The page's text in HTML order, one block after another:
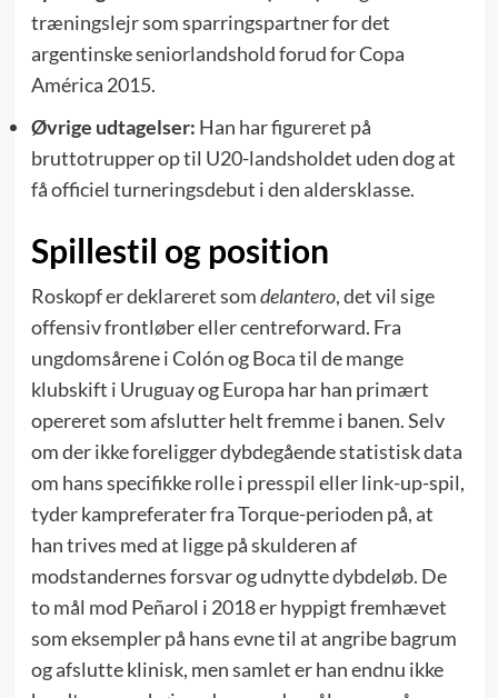
træningslejr som sparringspartner for det
argentinske seniorlandshold forud for Copa
América 2015.
Øvrige udtagelser: Han har figureret på
bruttotrupper op til U20-landsholdet uden dog at
få officiel turneringsdebut i den aldersklasse.
Spillestil og position
Roskopf er deklareret somdelantero, det vil sige
offensiv frontløber eller centreforward. Fra
ungdomsårene i Colón og Boca til de mange
klubskift i Uruguay og Europa har han primært
opereret som afslutter helt fremme i banen. Selv
om der ikke foreligger dybdegående statistisk data
om hans specifikke rolle i presspil eller link-up-spil,
tyder kampreferater fra Torque-perioden på, at
han trives med at ligge på skulderen af
modstandernes forsvar og udnytte dybdeløb. De
to mål mod Peñarol i 2018 er hyppigt fremhævet
som eksempler på hans evne til at angribe bagrum
og afslutte klinisk, men samlet er han endnu ikke